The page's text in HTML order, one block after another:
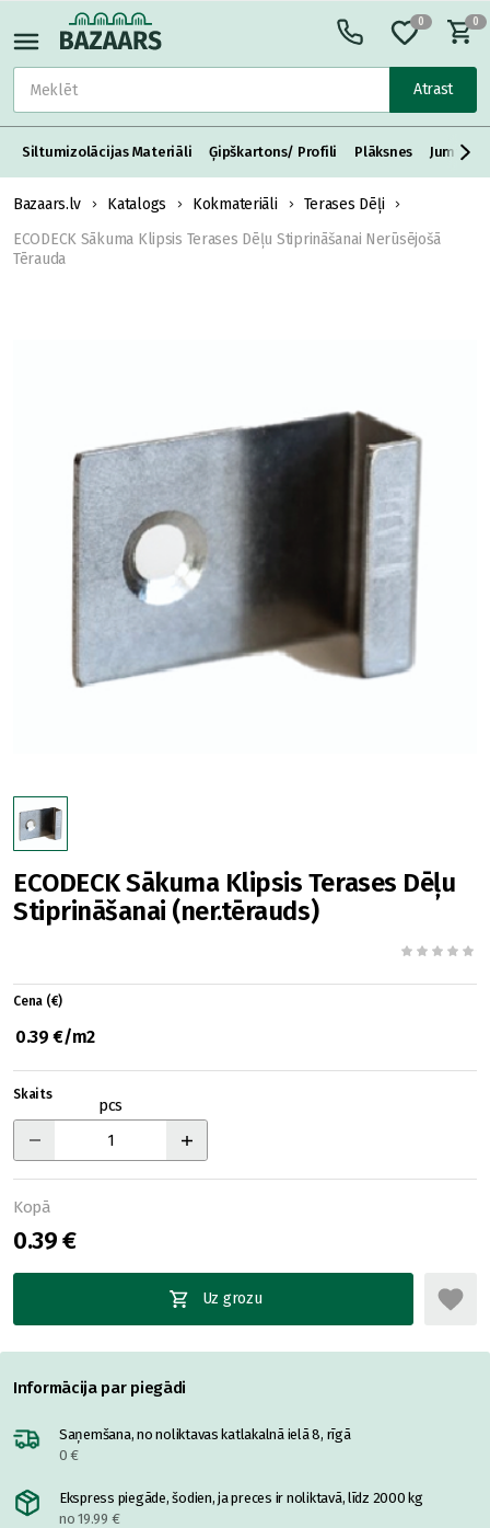
Atrast
0 0
Siltumizolācijas Materiāli Ģipškartons/ Profili Plāksnes Jumta
Bazaars.lv Katalogs Kokmateriāli
Terases Dēļi
ECODECK Sākuma Klipsis Terases Dēļu Stiprināšanai Nerūsējošā
Tērauda
ECODECK Sākuma Klipsis Terases Dēļu
Stiprināšanai (ner.tērauds)
Cena (€)
0.39 €/m2
Skaits
pcs
Kopā
0.39 €
Uz grozu
Informācija par piegādi
Saņemšana, no noliktavas katlakalnā ielā 8, rīgā
0 €
Ekspress piegāde, šodien, ja preces ir noliktavā, līdz 2000 kg
no 19.99 €